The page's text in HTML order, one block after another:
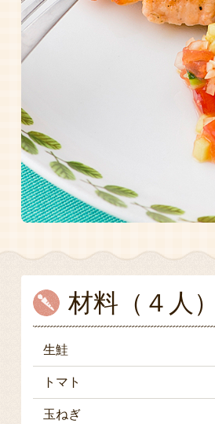
材料（４人）
生鮭
トマト
玉ねぎ